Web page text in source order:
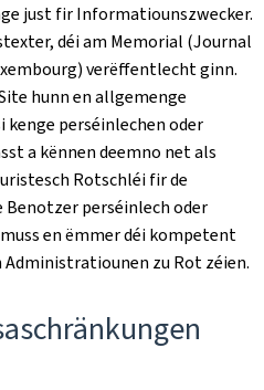
just fir Informatiounszwecker.
déi am Memorial (Journal
) verëffentlecht ginn.
hunn en allgemenge
perséinlechen oder
a kënnen deemno net als
Rotschléi fir de
Benotzer perséinlech oder
en ëmmer déi kompetent
Administratiounen zu Rot zéien.